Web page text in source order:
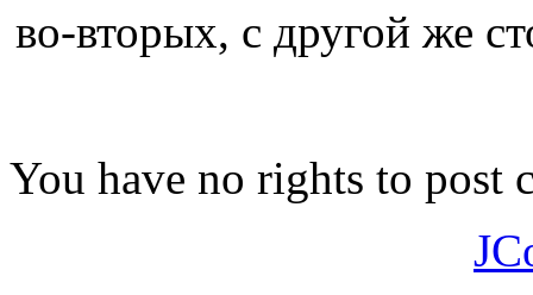
во-вторых, с другой же
You have no rights to post